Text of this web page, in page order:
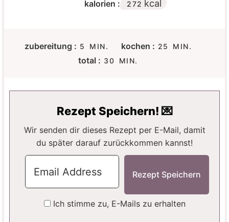
kalorien : 272 kcal
zubereitung : 5 M
N
T
N
MIN. kochen : 25
M
T
N
MIN.
total : 30 M
U
E
MIN.
Rezept Speichern! 💌
Wir senden dir dieses Rezept per E-Mail, damit
du später darauf zurückkommen kannst!
Ich stimme zu, E-Mails zu erhalten